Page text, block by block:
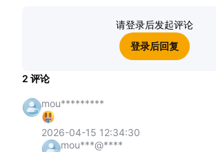
请登录后发起评论
登录后回复
2 评论
mou*********
2026-04-15 12:34:30
mou***@****